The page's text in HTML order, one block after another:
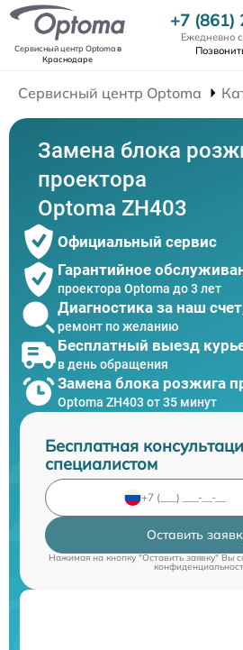
Сервисный центр Optomaв
Краснодаре
+7 (861)
Ежедневно
Сервисный центр Optoma
Замена блока
проектора
Optoma ZH403
Официальный сервис
Гарантийное
проектора Optoma до 3 лет
Диагностика за наш
ремонт по желанию
Бесплатный выезд
в день обращения
Замена блока розжига
Optoma ZH403 от 35 минут
Бесплатная
специалистом
Оставить
Нажимая на кнопку "Оставить заявку" Вы